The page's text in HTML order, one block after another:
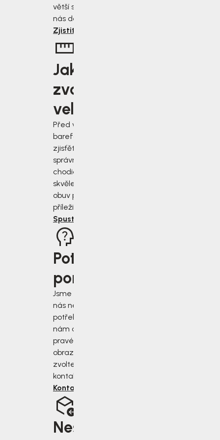
větší slevu od
nás dostanete.
Zjistit více
Jakou
zvolit
velikost?
Před výběrem
barefoot bot
zjisťěte jak
správně změřit
chodidla a vybrat
skvěle padnoucí
obuv pro každou
příležitost.
Spustit rádce
Potřebujete
poradit?
Jsme tu pro vás, když
nás nejvíce
potřebujete. Napište
nám do chatu v
pravém dolním rohu
obrazovky, nebo
zvolte jiný druh
kontaktu.
Kontaktujte nás
Nesedí